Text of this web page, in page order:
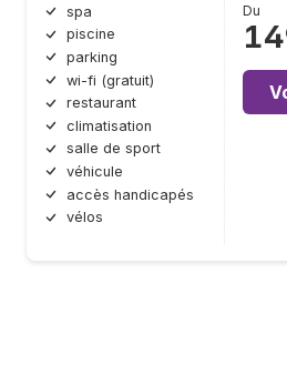
spa
piscine
parking
wi-fi (gratuit)
restaurant
climatisation
salle de sport
véhicule
accès handicapés
vélos
Du